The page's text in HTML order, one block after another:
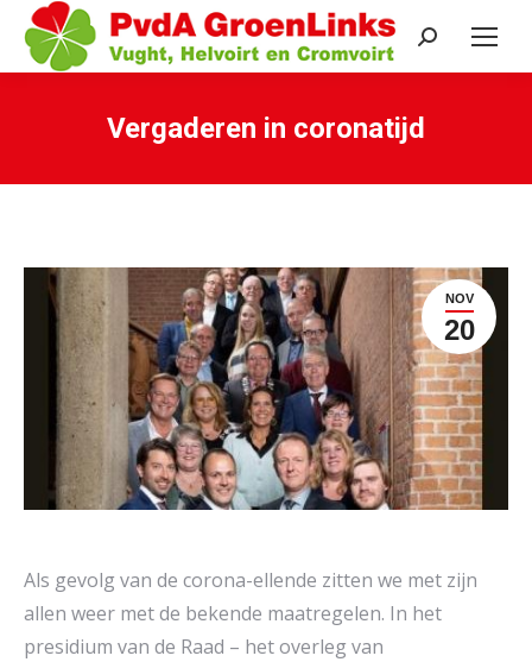
Search:
Vergaderen in coronatijd
NOV
20
Als gevolg van de corona-ellende zitten we met zijn
allen weer met de bekende maatregelen. In het
presidium van de Raad – het overleg van